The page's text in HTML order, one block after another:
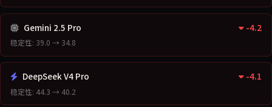
Gemini 2.5 Pro -4.2
稳定性: 39.0 → 34.8
DeepSeek V4 Pro -4.1
稳定性: 44.3 → 40.2